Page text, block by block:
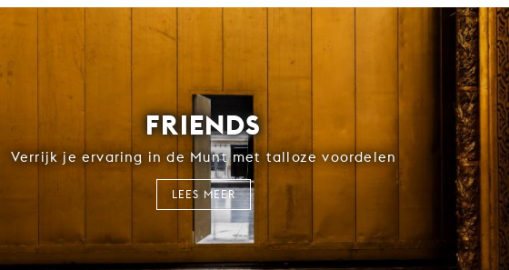
FRIENDS
Verrijk je ervaring in de Munt met talloze voordelen
LEES MEER